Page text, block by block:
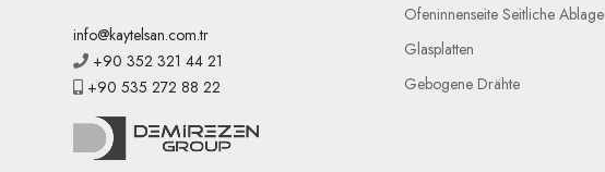
info@kaytelsan.com.tr
+90 352 321 44 21
+90 535 272 88 22
Ofeninnenseite Seitliche Ablage
Glasplatten
Gebogene Drähte